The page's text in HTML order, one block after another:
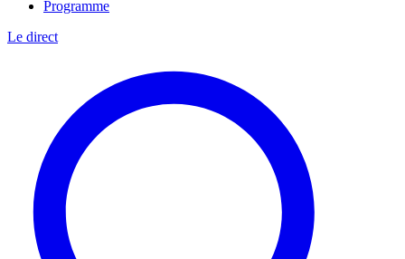
Programme
Le direct